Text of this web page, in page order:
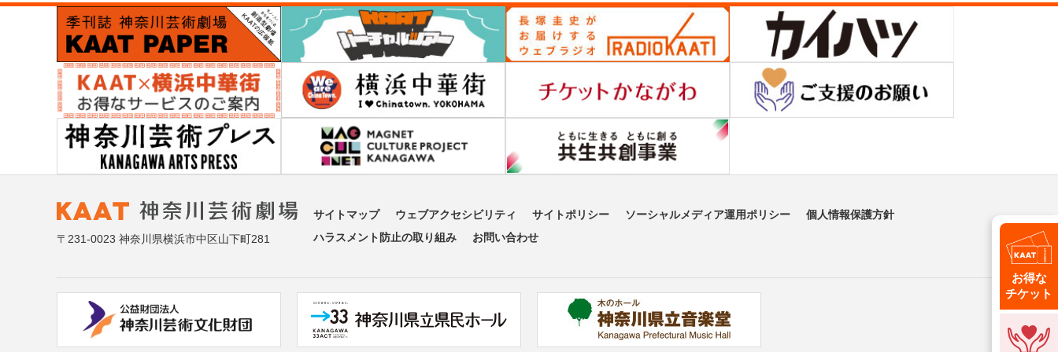
お得な
チケット
〒231-0023 神奈川県横浜市中区山下町281
サイトマップ ウェブアクセシビリティ サイトポリシー ソーシャルメディア運用ポリシー
個人情報保護方針
ハラスメント防止の取り組み
お問い合わせ